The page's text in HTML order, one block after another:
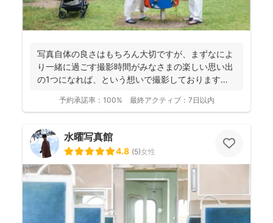
写真自体の良さはもちろん大切ですが、まずなによ
り一緒に過ごす撮影時間がみなさまの楽しい思い出
の1つになれば、という想いで撮影しております！
予約承諾率： 100% 最終アクティブ： 7日以内
水曜写真館
4.8 (5)女性